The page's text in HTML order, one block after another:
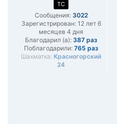
TC
Сообщения: 3022
Зарегистрирован: 12 лет 6
месяцев 4 дня
Благодарил (а): 387 раз
Поблагодарили: 765 раз
Шахматка: Красногорский
24